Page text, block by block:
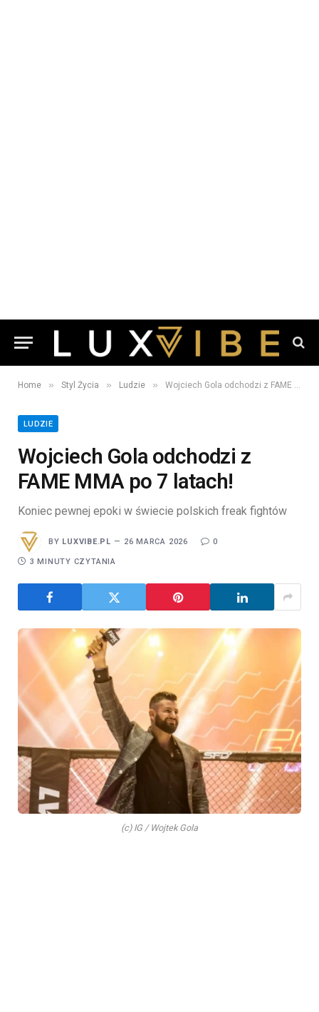
Home » Styl Życia » Ludzie » Wojciech Gola odchodzi z FAME MMA po 7 latach!
LUDZIE
Wojciech Gola odchodzi z
FAME MMA po 7 latach!
Koniec pewnej epoki w świecie polskich freak fightów
BY LUXVIBE.PL 26 MARCA 2026 0
3 MINUTY CZYTANIA
(c) IG / Wojtek Gola